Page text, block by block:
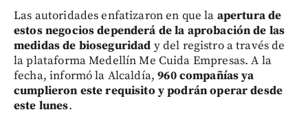
Las autoridades enfatizaron en que la apertura de
estos negocios dependerá de la aprobación de las
medidas de bioseguridad y del registro a través de
la plataforma Medellín Me Cuida Empresas. A la
fecha, informó la Alcaldía,960 compañías ya
cumplieron este requisito y podrán operar desde
este lunes.